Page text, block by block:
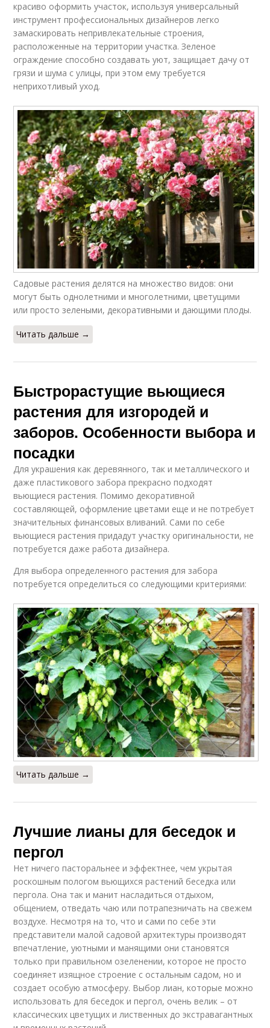
красиво оформить участок, используя универсальный
инструмент профессиональных дизайнеров легко
замаскировать непривлекательные строения,
расположенные на территории участка. Зеленое
ограждение способно создавать уют, защищает дачу от
грязи и шума с улицы, при этом ему требуется
неприхотливый уход.
Садовые растения делятся на множество видов: они
могут быть однолетними и многолетними, цветущими
или просто зелеными, декоративными и дающими плоды.
Читать дальше →
Быстрорастущие вьющиеся
растения для изгородей и
заборов. Особенности выбора и
посадки
Для украшения как деревянного, так и металлического и
даже пластикового забора прекрасно подходят
вьющиеся растения. Помимо декоративной
составляющей, оформление цветами еще и не потребует
значительных финансовых вливаний. Сами по себе
вьющиеся растения придадут участку оригинальности, не
потребуется даже работа дизайнера.
Для выбора определенного растения для забора
потребуется определиться со следующими критериями:
Читать дальше →
Лучшие лианы для беседок и
пергол
Нет ничего пасторальнее и эффектнее, чем укрытая
роскошным пологом вьющихся растений беседка или
пергола. Она так и манит насладиться отдыхом,
общением, отведать чаю или потрапезничать на свежем
воздухе. Несмотря на то, что и сами по себе эти
представители малой садовой архитектуры производят
впечатление, уютными и манящими они становятся
только при правильном озеленении, которое не просто
соединяет изящное строение с остальным садом, но и
создает особую атмосферу. Выбор лиан, которые можно
использовать для беседок и пергол, очень велик – от
классических цветущих и лиственных до экстравагантных